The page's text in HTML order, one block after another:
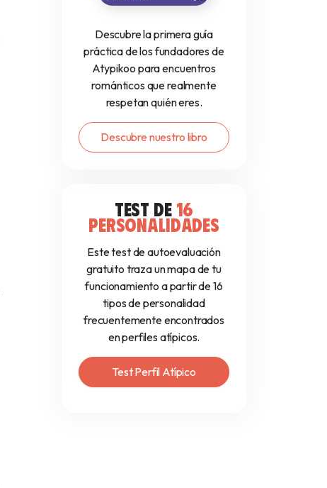
Descubre la primera guía
práctica de los fundadores de
Atypikoo para encuentros
románticos que realmente
respetan quién eres.
Descubre nuestro libro
TEST DE 16
PERSONALIDADES
Este test de autoevaluación
gratuito traza un mapa de tu
funcionamiento a partir de 16
tipos de personalidad
frecuentemente encontrados
en perfiles atípicos.
Test Perfil Atípico